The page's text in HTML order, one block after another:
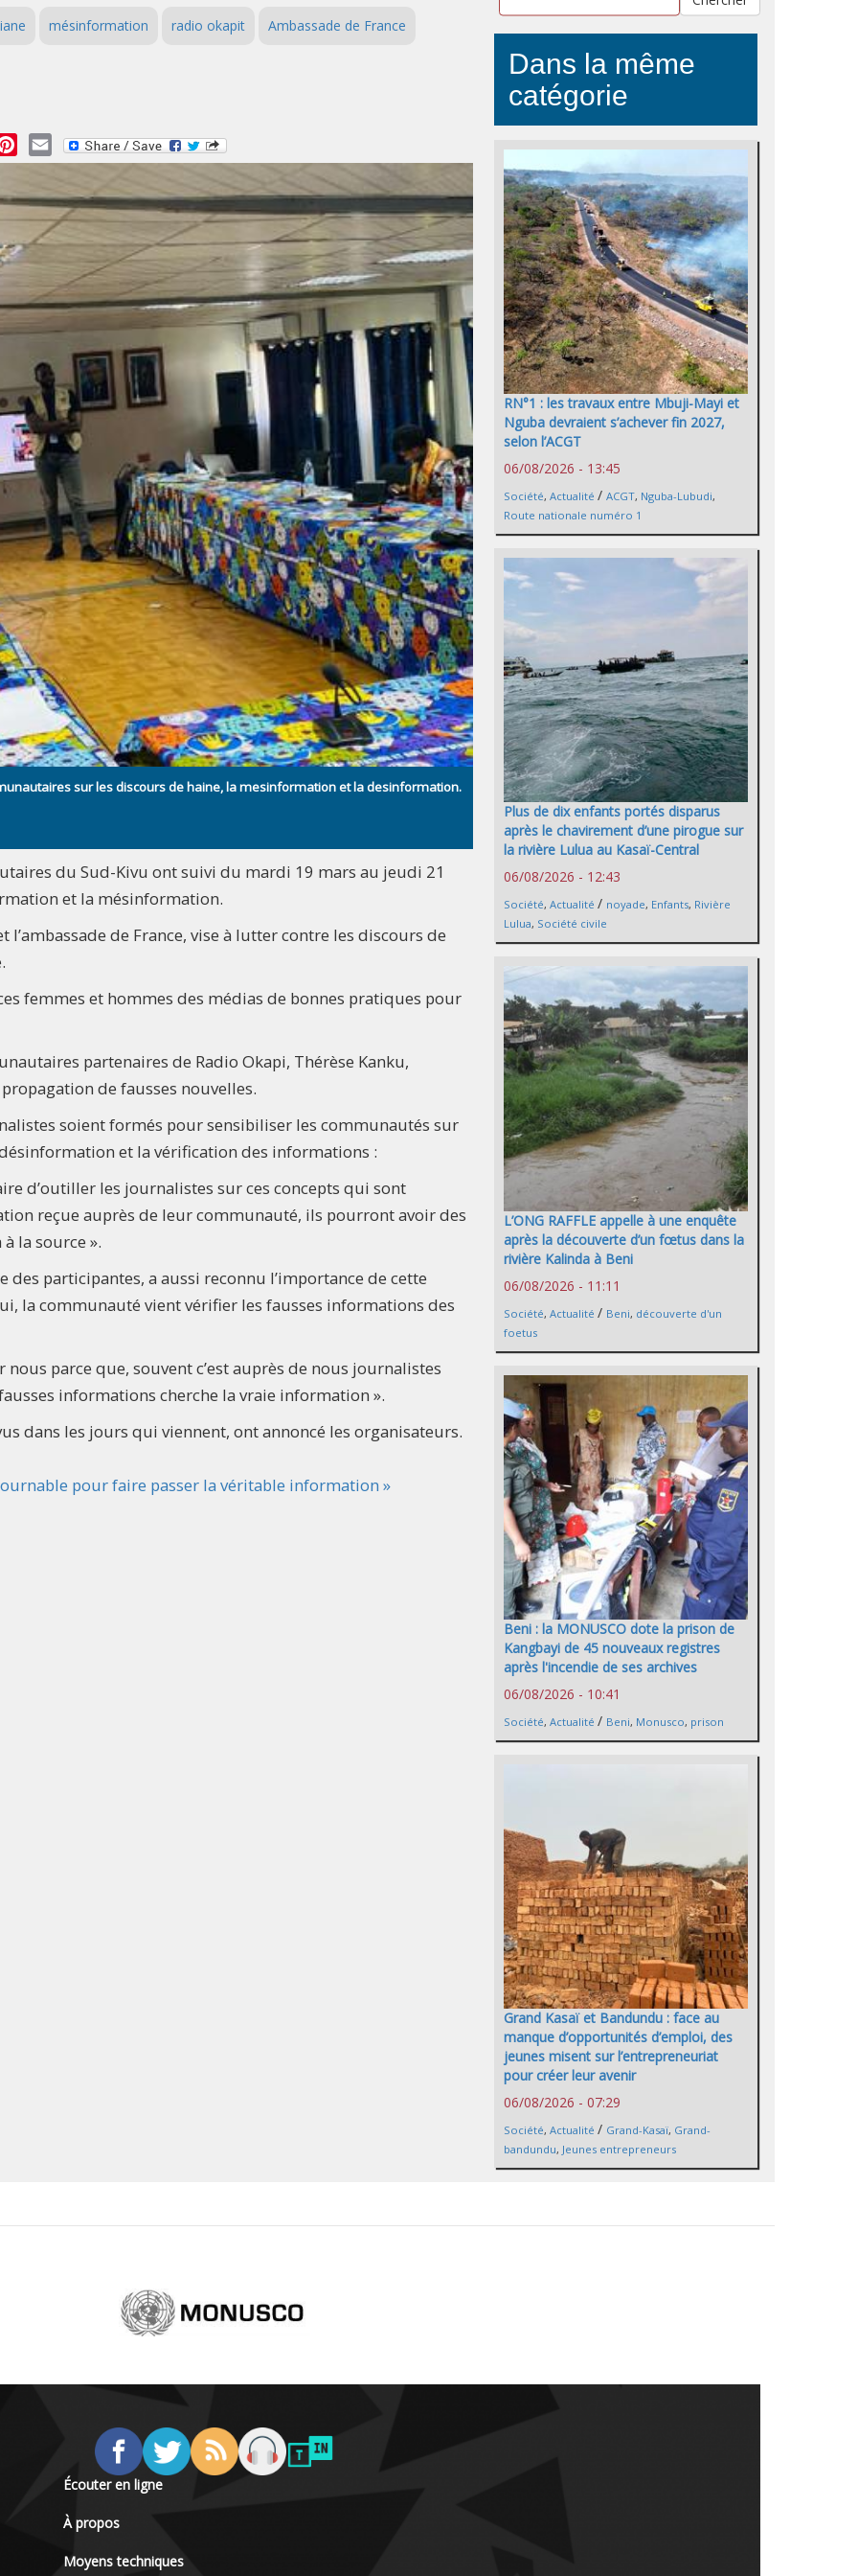
mésinformation radio okapit Ambassade de France
Pinterest
Email
sur les discours de haine, la mesinformation et la desinformation.
du Sud-Kivu ont suivi du mardi 19 mars au jeudi 21
et la mésinformation.
de France, vise à lutter contre les discours de
femmes et hommes des médias de bonnes pratiques pour
partenaires de Radio Okapi, Thérèse Kanku,
de fausses nouvelles.
soient formés pour sensibiliser les communautés sur
et la vérification des informations :
d’outiller les journalistes sur ces concepts qui sont
reçue auprès de leur communauté, ils pourront avoir des
la source ».
des participantes, a aussi reconnu l’importance de cette
la communauté vient vérifier les fausses informations des
parce que, souvent c’est auprès de nous journalistes
informations cherche la vraie information ».
dans les jours qui viennent, ont annoncé les organisateurs.
pour faire passer la véritable information »
Dans la même
catégorie
RN°1 : les travaux entre Mbuji-Mayi et
Nguba devraient s’achever fin 2027,
selon l’ACGT
06/08/2026 - 13:45
Société, Actualité / ACGT, Nguba-Lubudi,
Route nationale numéro 1
Plus de dix enfants portés disparus
après le chavirement d’une pirogue sur
la rivière Lulua au Kasaï-Central
06/08/2026 - 12:43
Société, Actualité / noyade, Enfants, Rivière
Lulua, Société civile
L’ONG RAFFLE appelle à une enquête
après la découverte d’un fœtus dans la
rivière Kalinda à Beni
06/08/2026 - 11:11
Société, Actualité / Beni, découverte d'un
foetus
Beni : la MONUSCO dote la prison de
Kangbayi de 45 nouveaux registres
après l'incendie de ses archives
06/08/2026 - 10:41
Société, Actualité / Beni, Monusco, prison
Grand Kasaï et Bandundu : face au
manque d’opportunités d’emploi, des
jeunes misent sur l’entrepreneuriat
pour créer leur avenir
06/08/2026 - 07:29
Société, Actualité / Grand-Kasaï, Grand-
bandundu, Jeunes entrepreneurs
Écouter en ligne
À propos
Moyens techniques